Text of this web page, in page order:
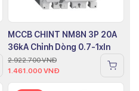
MCCB CHINT NM8N 3P 20A
36kA Chỉnh Dòng 0.7-1xIn
2.922.700VNĐ
1.461.000 VNĐ